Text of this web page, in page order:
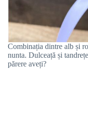
Combinația dintre alb și
nunta. Dulceață și
părere aveți?